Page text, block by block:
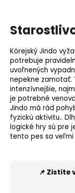
Kórejský Jindo
potrebuje
uvoľnených
nepekne zamotať.
intenzívnejšie,
je potrebné
Jindo má rád
fyzickú aktivitu..
logické hry sú pre
tento pes sa veľmi
📌 Zistite